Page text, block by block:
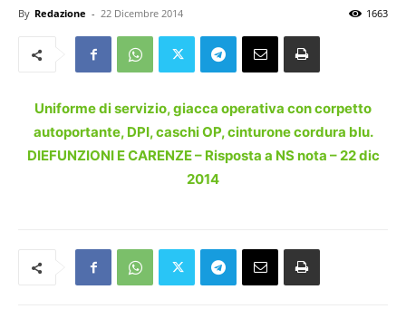
By Redazione - 22 Dicembre 2014 1663
Uniforme di servizio, giacca operativa con corpetto
autoportante, DPI, caschi OP, cinturone cordura blu.
DIEFUNZIONI E CARENZE – Risposta a NS nota – 22 dic
2014